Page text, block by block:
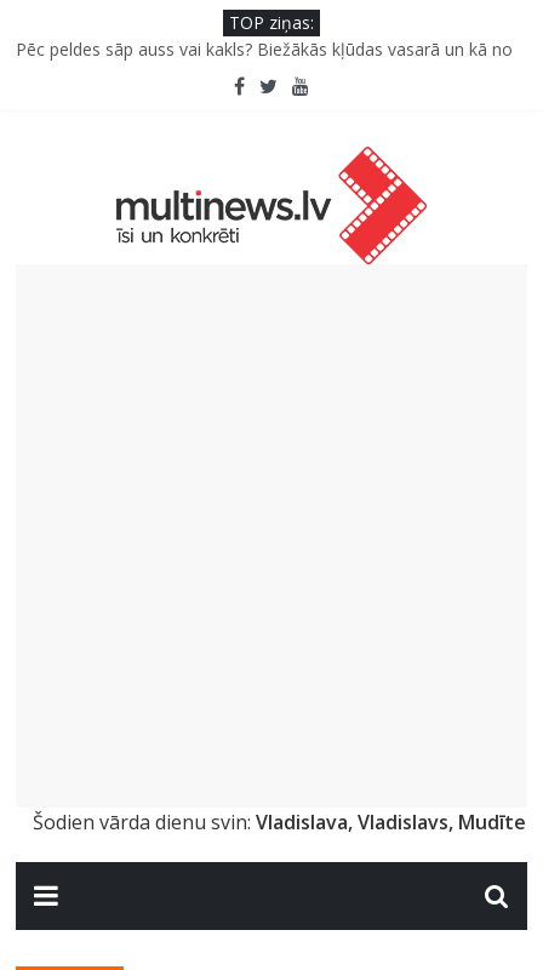
TOP ziņas:
Pēc peldes sāp auss vai kakls? Biežākās kļūdas vasarā un kā no
Šefpavārs iesaka, kā gudri un izdevīgi izmantot kabačus no
sezonas sākuma līdz pat ziemai
5 svarīgi soļi, lai bērns skolā atgrieztos vesels un gatavs
Šodien vārda dienu svin:Vladislava, Vladislavs, Mudīte